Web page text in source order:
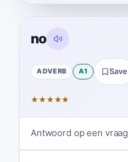
no
ADVERB A1 Save
★★★★★
Antwoord op een vraag